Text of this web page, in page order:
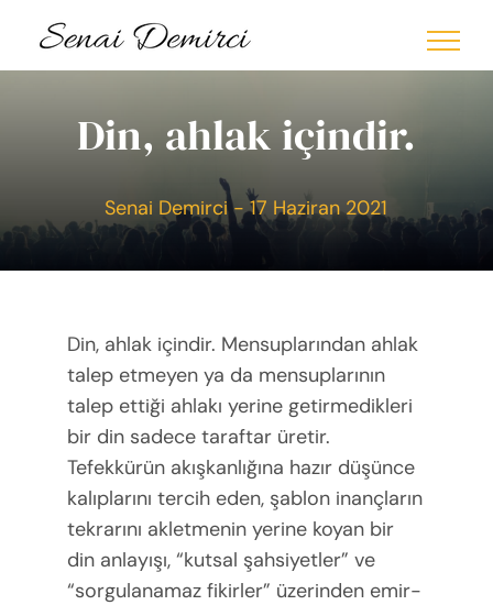
content
Din, ahlak içindir.
Senai Demirci - 17 Haziran 2021
Din, ahlak içindir. Mensuplarından ahlak
talep etmeyen ya da mensuplarının
talep ettiği ahlakı yerine getirmedikleri
bir din sadece taraftar üretir.
Tefekkürün akışkanlığına hazır düşünce
kalıplarını tercih eden, şablon inançların
tekrarını akletmenin yerine koyan bir
din anlayışı, “kutsal şahsiyetler” ve
“sorgulanamaz fikirler” üzerinden emir-